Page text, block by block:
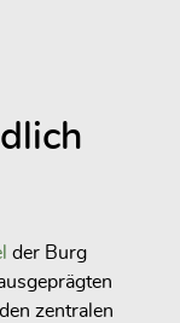
der Burg
zentralen